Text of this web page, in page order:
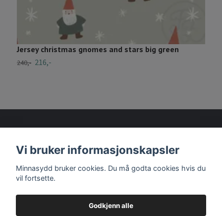
Jersey christmas gnomes and stars big green
240,- 216,-
Vi bruker informasjonskapsler
Minnasydd bruker cookies. Du må godta cookies hvis du
vil fortsette.
Godkjenn alle